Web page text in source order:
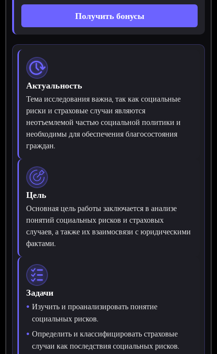
Получить бонусы
Актуальность
Тема исследования важна, так как социальные
риски и страховые случаи являются
неотъемлемой частью социальной политики и
необходимы для обеспечения благосостояния
граждан.
Цель
Основная цель работы заключается в анализе
понятий социальных рисков и страховых
случаев, а также их взаимосвязи с юридическими
фактами.
Задачи
Изучить и проанализировать понятие
социальных рисков.
Определить и классифицировать страховые
случаи как последствия социальных рисков.